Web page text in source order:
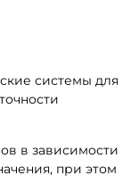
системы для
в зависимости
при этом